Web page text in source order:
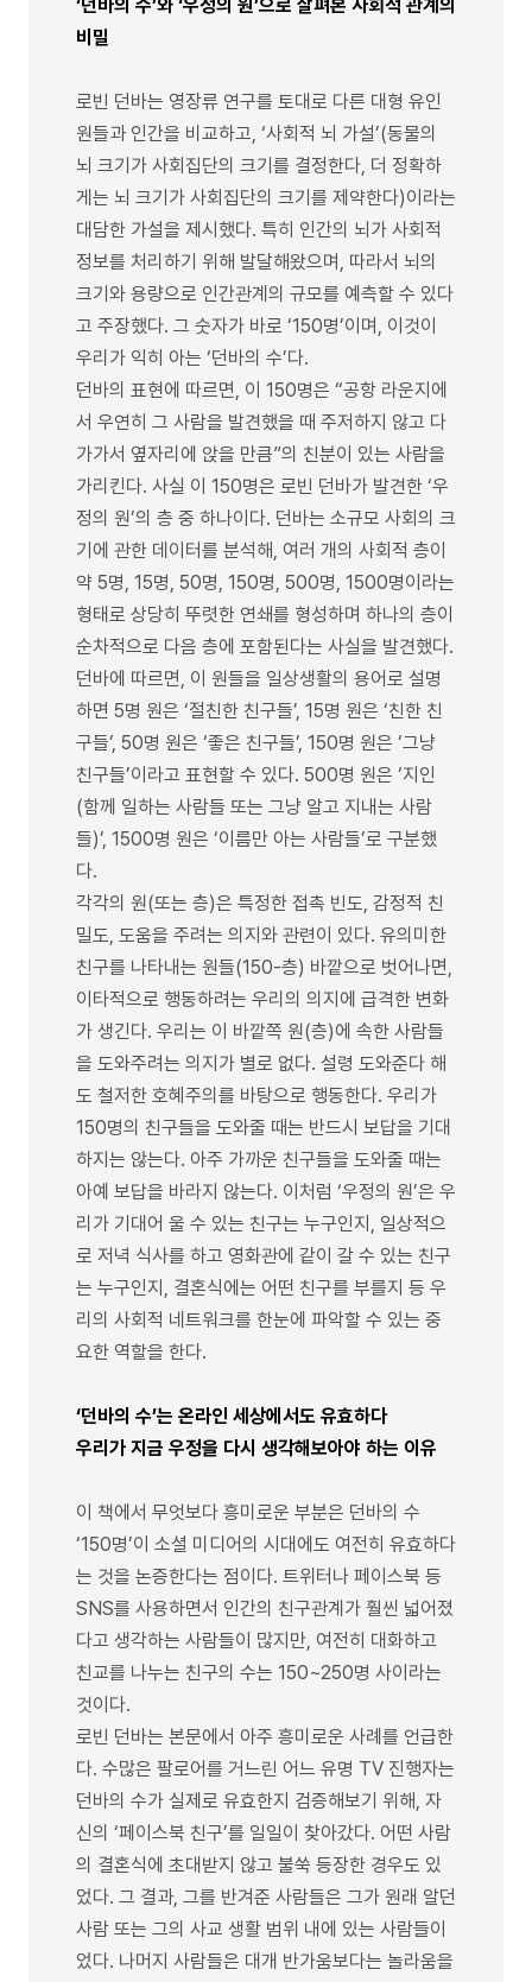
‘던바의 수’와 ‘우정의 원’으로 살펴본 사회적 관계의
비밀
로빈 던바는 영장류 연구를 토대로 다른 대형 유인
원들과 인간을 비교하고, ‘사회적 뇌 가설’(동물의
뇌 크기가 사회집단의 크기를 결정한다, 더 정확하
게는 뇌 크기가 사회집단의 크기를 제약한다)이라는
대담한 가설을 제시했다. 특히 인간의 뇌가 사회적
정보를 처리하기 위해 발달해왔으며, 따라서 뇌의
크기와 용량으로 인간관계의 규모를 예측할 수 있다
고 주장했다. 그 숫자가 바로 ‘150명’이며, 이것이
우리가 익히 아는 ‘던바의 수’다.
던바의 표현에 따르면, 이 150명은 “공항 라운지에
서 우연히 그 사람을 발견했을 때 주저하지 않고 다
가가서 옆자리에 앉을 만큼”의 친분이 있는 사람을
가리킨다. 사실 이 150명은 로빈 던바가 발견한 ‘우
정의 원’의 층 중 하나이다. 던바는 소규모 사회의 크
기에 관한 데이터를 분석해, 여러 개의 사회적 층이
약 5명, 15명, 50명, 150명, 500명, 1500명이라는
형태로 상당히 뚜렷한 연쇄를 형성하며 하나의 층이
순차적으로 다음 층에 포함된다는 사실을 발견했다.
던바에 따르면, 이 원들을 일상생활의 용어로 설명
하면 5명 원은 ‘절친한 친구들’, 15명 원은 ‘친한 친
구들’, 50명 원은 ‘좋은 친구들’, 150명 원은 ‘그냥
친구들’이라고 표현할 수 있다. 500명 원은 ‘지인
(함께 일하는 사람들 또는 그냥 알고 지내는 사람
들)’, 1500명 원은 ‘이름만 아는 사람들’로 구분했
다.
각각의 원(또는 층)은 특정한 접촉 빈도, 감정적 친
밀도, 도움을 주려는 의지와 관련이 있다. 유의미한
친구를 나타내는 원들(150-층) 바깥으로 벗어나면,
이타적으로 행동하려는 우리의 의지에 급격한 변화
가 생긴다. 우리는 이 바깥쪽 원(층)에 속한 사람들
을 도와주려는 의지가 별로 없다. 설령 도와준다 해
도 철저한 호혜주의를 바탕으로 행동한다. 우리가
150명의 친구들을 도와줄 때는 반드시 보답을 기대
하지는 않는다. 아주 가까운 친구들을 도와줄 때는
아예 보답을 바라지 않는다. 이처럼 ‘우정의 원’은 우
리가 기대어 울 수 있는 친구는 누구인지, 일상적으
로 저녁 식사를 하고 영화관에 같이 갈 수 있는 친구
는 누구인지, 결혼식에는 어떤 친구를 부를지 등 우
리의 사회적 네트워크를 한눈에 파악할 수 있는 중
요한 역할을 한다.
‘던바의 수’는 온라인 세상에서도 유효하다
우리가 지금 우정을 다시 생각해보아야 하는 이유
이 책에서 무엇보다 흥미로운 부분은 던바의 수
‘150명’이 소셜 미디어의 시대에도 여전히 유효하다
는 것을 논증한다는 점이다. 트위터나 페이스북 등
SNS를 사용하면서 인간의 친구관계가 훨씬 넓어졌
다고 생각하는 사람들이 많지만, 여전히 대화하고
친교를 나누는 친구의 수는 150~250명 사이라는
것이다.
로빈 던바는 본문에서 아주 흥미로운 사례를 언급한
다. 수많은 팔로어를 거느린 어느 유명 TV 진행자는
던바의 수가 실제로 유효한지 검증해보기 위해, 자
신의 ‘페이스북 친구’를 일일이 찾아갔다. 어떤 사람
의 결혼식에 초대받지 않고 불쑥 등장한 경우도 있
었다. 그 결과, 그를 반겨준 사람들은 그가 원래 알던
사람 또는 그의 사교 생활 범위 내에 있는 사람들이
었다. 나머지 사람들은 대개 반가움보다는 놀라움을